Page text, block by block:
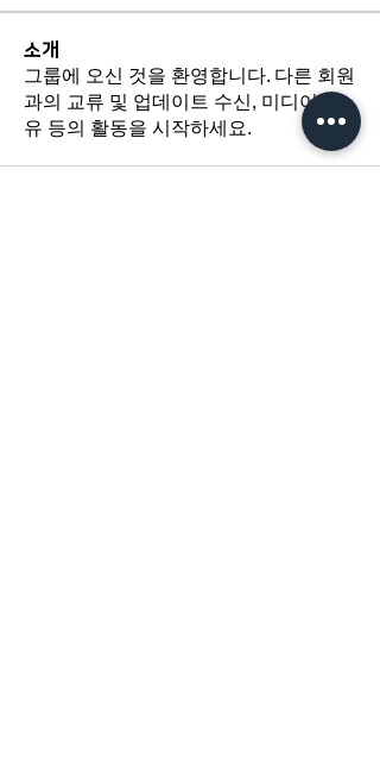
소개
그룹에 오신 것을 환영합니다. 다른 회원
과의 교류 및 업데이트 수신, 미디어 공
유 등의 활동을 시작하세요.